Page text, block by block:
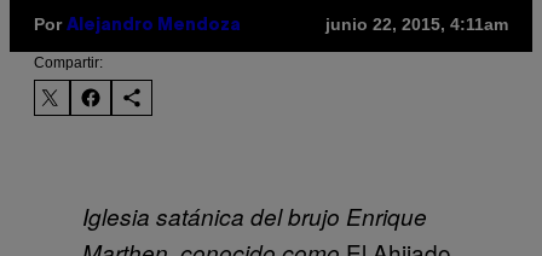
Por Alejandro Mendoza junio 22, 2015, 4:11am
Compartir:
Iglesia satánica del brujo Enrique